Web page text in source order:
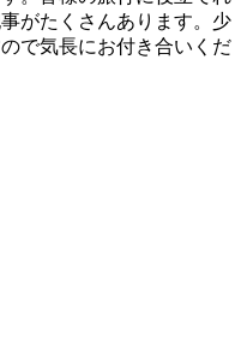
がたくさんあります。少
で気長にお付き合いくだ